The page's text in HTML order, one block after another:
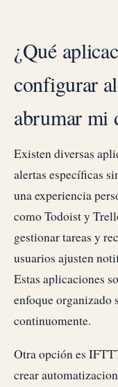
¿Qué
configurar
abrumar mi
Existen diversas
alertas específicas
una experiencia
como Todoist y
gestionar tareas y
usuarios ajusten
Estas aplicaciones
enfoque organizado
continuomente.
Otra opción es
crear